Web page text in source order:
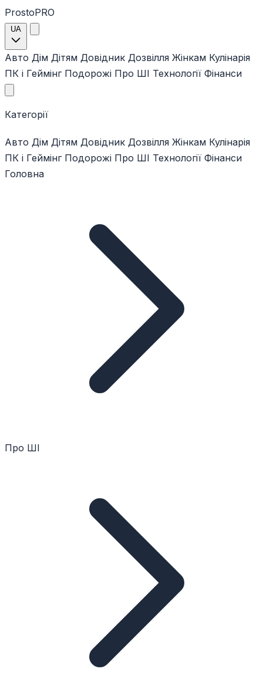
ProstoPRO
UA
Авто Дім Дітям Довідник Дозвілля Жінкам Кулінарія
ПК і Геймінг Подорожі Про ШІ Технології Фінанси
Категорії
Авто Дім Дітям Довідник Дозвілля Жінкам Кулінарія
ПК і Геймінг Подорожі Про ШІ Технології Фінанси
Головна
Про ШІ